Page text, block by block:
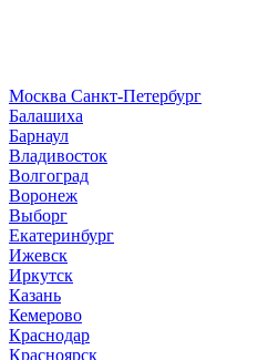
Москва Санкт-Петербург
Балашиха
Барнаул
Владивосток
Волгоград
Воронеж
Выборг
Екатеринбург
Ижевск
Иркутск
Казань
Кемерово
Краснодар
Красноярск